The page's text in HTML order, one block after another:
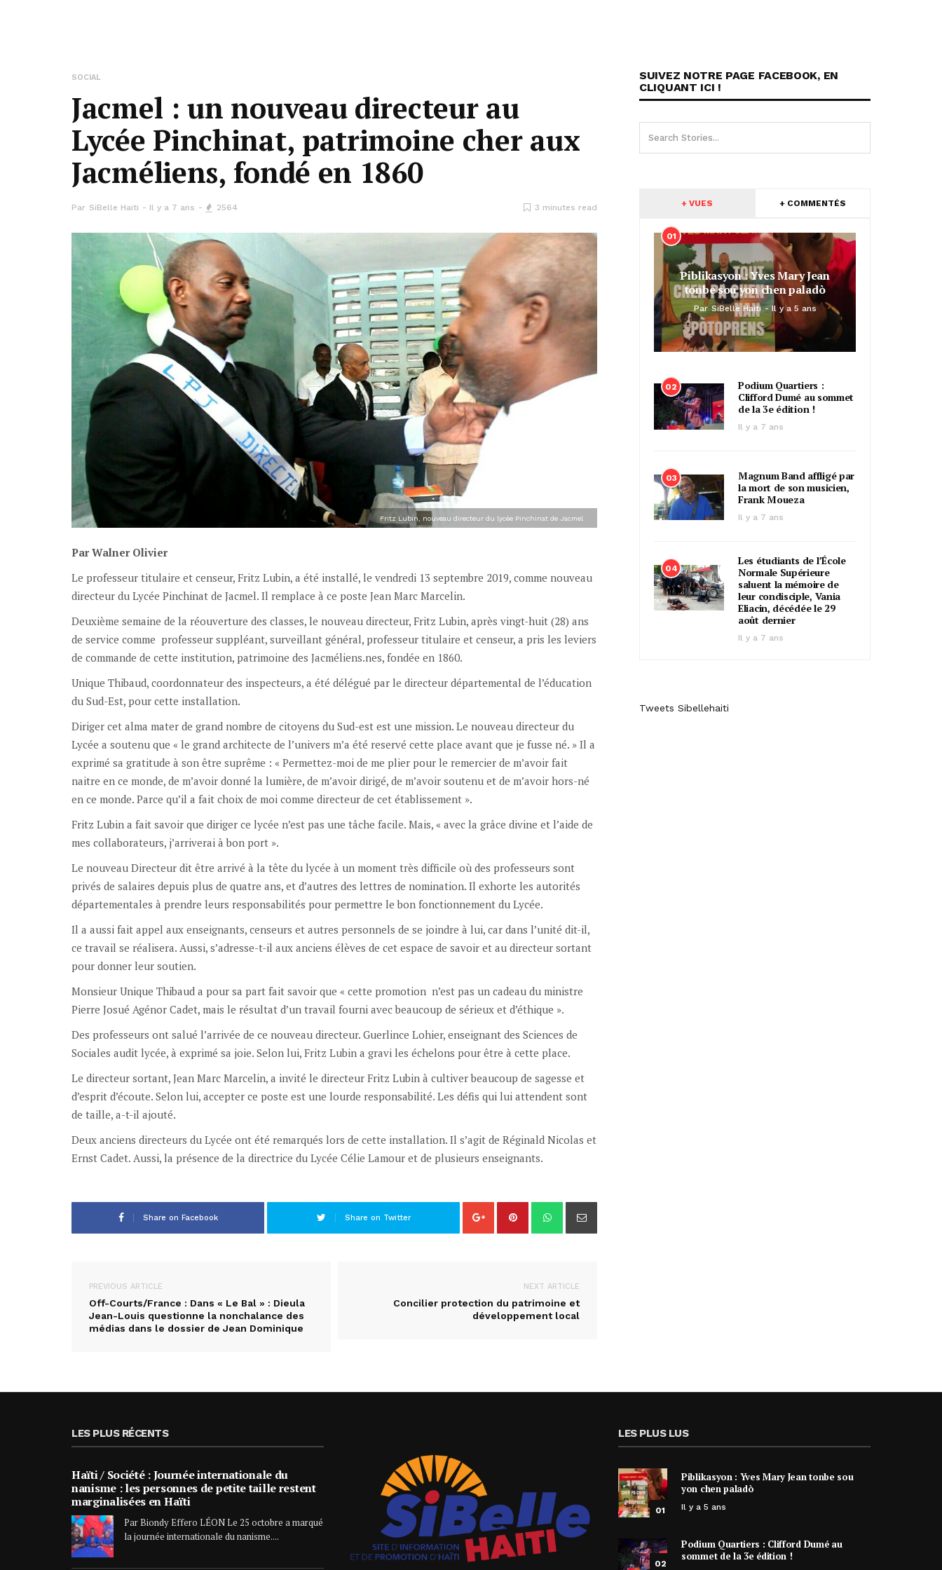
SOCIAL
Jacmel : un nouveau directeur au
Lycée Pinchinat, patrimoine cher aux
Jacméliens, fondé en 1860
Par SiBelle Haiti Il y a 7 ans 2564 3 minutes read
Fritz Lubin, nouveau directeur du lycée Pinchinat de Jacmel
Par Walner Olivier
Le professeur titulaire et censeur, Fritz Lubin, a été installé, le vendredi 13 septembre 2019, comme nouveau
directeur du Lycée Pinchinat de Jacmel. Il remplace à ce poste Jean Marc Marcelin.
Deuxième semaine de la réouverture des classes, le nouveau directeur, Fritz Lubin, après vingt-huit (28) ans
de service comme professeur suppléant, surveillant général, professeur titulaire et censeur, a pris les leviers
de commande de cette institution, patrimoine des Jacméliens.nes, fondée en 1860.
Unique Thibaud, coordonnateur des inspecteurs, a été délégué par le directeur départemental de l’éducation
du Sud-Est, pour cette installation.
Diriger cet alma mater de grand nombre de citoyens du Sud-est est une mission. Le nouveau directeur du
Lycée a soutenu que « le grand architecte de l’univers m’a été reservé cette place avant que je fusse né. » Il a
exprimé sa gratitude à son être suprême : « Permettez-moi de me plier pour le remercier de m’avoir fait
naitre en ce monde, de m’avoir donné la lumière, de m’avoir dirigé, de m’avoir soutenu et de m’avoir hors-né
en ce monde. Parce qu’il a fait choix de moi comme directeur de cet établissement ».
Fritz Lubin a fait savoir que diriger ce lycée n’est pas une tâche facile. Mais, « avec la grâce divine et l’aide de
mes collaborateurs, j’arriverai à bon port ».
Le nouveau Directeur dit être arrivé à la tête du lycée à un moment très difficile où des professeurs sont
privés de salaires depuis plus de quatre ans, et d’autres des lettres de nomination. Il exhorte les autorités
départementales à prendre leurs responsabilités pour permettre le bon fonctionnement du Lycée.
Il a aussi fait appel aux enseignants, censeurs et autres personnels de se joindre à lui, car dans l’unité dit-il,
ce travail se réalisera. Aussi, s’adresse-t-il aux anciens élèves de cet espace de savoir et au directeur sortant
pour donner leur soutien.
Monsieur Unique Thibaud a pour sa part fait savoir que « cette promotion n’est pas un cadeau du ministre
Pierre Josué Agénor Cadet, mais le résultat d’un travail fourni avec beaucoup de sérieux et d’éthique ».
Des professeurs ont salué l’arrivée de ce nouveau directeur. Guerlince Lohier, enseignant des Sciences de
Sociales audit lycée, à exprimé sa joie. Selon lui, Fritz Lubin a gravi les échelons pour être à cette place.
Le directeur sortant, Jean Marc Marcelin, a invité le directeur Fritz Lubin à cultiver beaucoup de sagesse et
d’esprit d’écoute. Selon lui, accepter ce poste est une lourde responsabilité. Les défis qui lui attendent sont
de taille, a-t-il ajouté.
Deux anciens directeurs du Lycée ont été remarqués lors de cette installation. Il s’agit de Réginald Nicolas et
Ernst Cadet. Aussi, la présence de la directrice du Lycée Célie Lamour et de plusieurs enseignants.
Share on Facebook Share on Twitter
PREVIOUS ARTICLE
Off-Courts/France : Dans « Le Bal » : Dieula
Jean-Louis questionne la nonchalance des
médias dans le dossier de Jean Dominique
NEXT ARTICLE
Concilier protection du patrimoine et
développement local
SUIVEZ NOTRE PAGE FACEBOOK, EN
CLIQUANT ICI !
+ VUES + COMMENTÉS
01
Piblikasyon : Yves Mary Jean
tonbe sou yon chen paladò
Par SiBelle Haiti Il y a 5 ans
02
Podium Quartiers :
Clifford Dumé au sommet
de la 3e édition !
Il y a 7 ans
03
Magnum Band affligé par
la mort de son musicien,
Frank Moueza
Il y a 7 ans
04
Les étudiants de l’École
Normale Supérieure
saluent la mémoire de
leur condisciple, Vania
Eliacin, décédée le 29
août dernier
Il y a 7 ans
Tweets Sibellehaiti
LES PLUS RÉCENTS
Haïti / Société : Journée internationale du
nanisme : les personnes de petite taille restent
marginalisées en Haïti
Par Biondy Effero LÉON Le 25 octobre a marqué
la journée internationale du nanisme....
LES PLUS LUS
01
Piblikasyon : Yves Mary Jean tonbe sou
yon chen paladò
Il y a 5 ans
02
Podium Quartiers : Clifford Dumé au
sommet de la 3e édition !